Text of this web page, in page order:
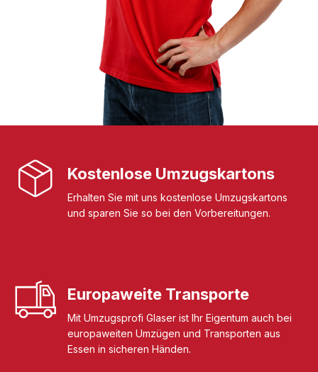
Kostenlose Umzugskartons
Erhalten Sie mit uns kostenlose Umzugskartons
und sparen Sie so bei den Vorbereitungen.
Europaweite Transporte
Mit Umzugsprofi Glaser ist Ihr Eigentum auch bei
europaweiten Umzügen und Transporten aus
Essen in sicheren Händen.